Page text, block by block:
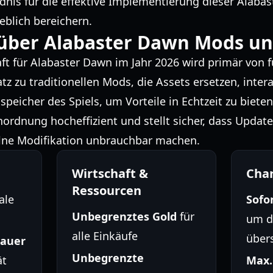
bereichern.
Alabaster Dawn Mods
für Alabaster Dawn im Jahr 2026 wird primär von
zu traditionellen Mods, die Assets ersetzen,
des Spiels, um Vorteile in Echtzeit zu
hocheffizient und stellt sicher, dass
Modifikation unbrauchbar machen.
Wirtschaft &
Ressourcen
Unbegrenztes Gold für
alle Einkäufe
Unbegrenzte
um
Max.